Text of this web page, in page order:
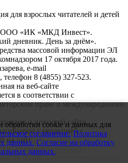
для взрослых читателей и детей
ООО «ИК «МКД Инвест».
дневник. День за днём».
массовой информации ЭЛ
17 октября 2017 года.
e-mail
телефон 8 (4855) 327-523.
на веб-сайте
в соответствии с
праве и международными
и новостей сайта
с редакцией с
на сайтrybinsknote.ru.
Политика обработки
на обработку персональных
обработки cookie и данных для
соглашение. Политика
данных. Согласие на обработку
данных.